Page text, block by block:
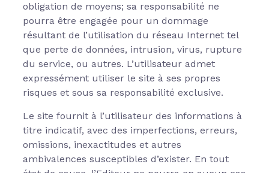
obligation de moyens; sa responsabilité ne
pourra être engagée pour un dommage
résultant de l’utilisation du réseau Internet tel
que perte de données, intrusion, virus, rupture
du service, ou autres. L’utilisateur admet
expressément utiliser le site à ses propres
risques et sous sa responsabilité exclusive.
Le site fournit à l’utilisateur des informations à
titre indicatif, avec des imperfections, erreurs,
omissions, inexactitudes et autres
ambivalences susceptibles d’exister. En tout